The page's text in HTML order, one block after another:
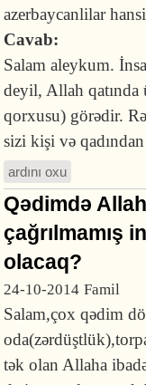
azerbaycanlilar
Cavab:
Salam aleykum.
deyil, Allah
qorxusu) görədir.
sizi kişi və
ardını oxu
Qədimdə
çağrılmamış
olacaq?
24-10-2014 Famil
Salam,çox qədim
tək olan Allaha